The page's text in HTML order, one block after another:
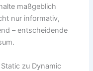
maßgeblich
nur informativ,
– entscheidende
zu Dynamic